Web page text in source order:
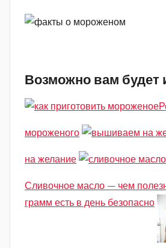
Возможно вам будет
мороженого
на желание
Сливочное масло — чем
грамм есть в день безопасно